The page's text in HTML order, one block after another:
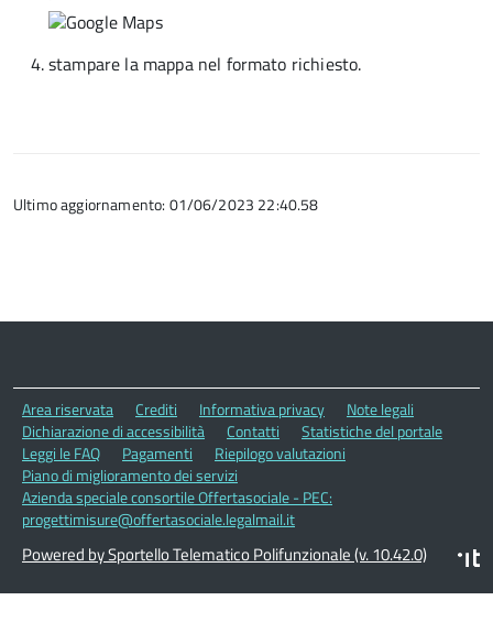
stampare la mappa nel formato richiesto.
Ultimo aggiornamento: 01/06/2023 22:40.58
Area riservata Crediti Informativa privacy
Note legali
Dichiarazione di accessibilità
Contatti
Statistiche del portale
Leggi le FAQ
Pagamenti
Riepilogo valutazioni
Piano di miglioramento dei servizi
Azienda speciale consortile Offertasociale - PEC:
progettimisure@offertasociale.legalmail.it
Powered by Sportello Telematico Polifunzionale (v. 10.42.0)